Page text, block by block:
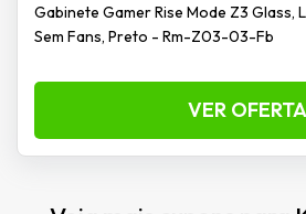
Gabinete Gamer Rise Mode Z3 Glass,
Sem Fans, Preto - Rm-Z03-03-Fb
VER OFERTA